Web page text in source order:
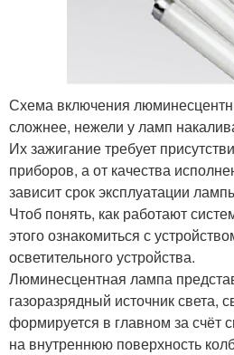
Схема включения
сложнее, нежели у ламп
Их зажигание требует
приборов, а от качества
зависит срок эксплуатации
Чтоб понять, как работают
этого ознакомиться с
осветительного устройства.
Люминесцентная лампа
газоразрядный источник света,
формируется в главном за счёт
на внутреннюю поверхность